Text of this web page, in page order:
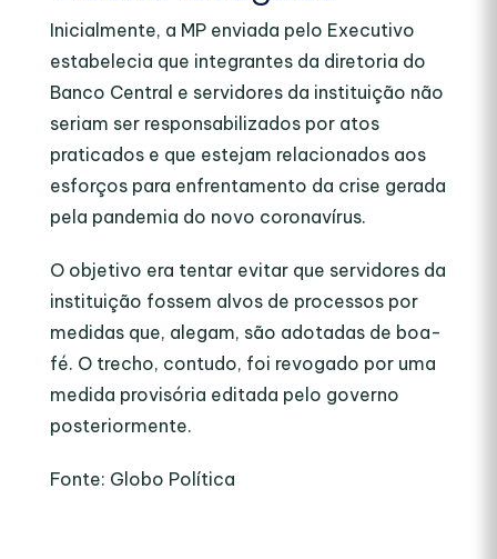
Inicialmente, a MP enviada pelo Executivo
estabelecia que integrantes da diretoria do
Banco Central e servidores da instituição não
seriam ser responsabilizados por atos
praticados e que estejam relacionados aos
esforços para enfrentamento da crise gerada
pela pandemia do novo coronavírus.
O objetivo era tentar evitar que servidores da
instituição fossem alvos de processos por
medidas que, alegam, são adotadas de boa-
fé. O trecho, contudo, foi revogado por uma
medida provisória editada pelo governo
posteriormente.
Fonte: Globo Política